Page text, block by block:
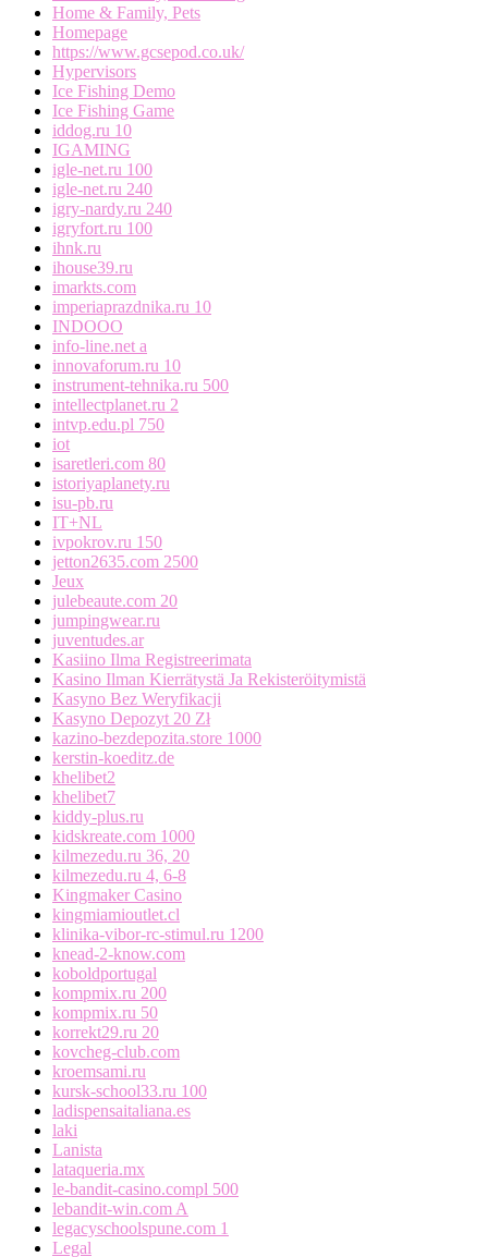
Home & Family, Pets
Homepage
https://www.gcsepod.co.uk/
Hypervisors
Ice Fishing Demo
Ice Fishing Game
iddog.ru 10
IGAMING
igle-net.ru 100
igle-net.ru 240
igry-nardy.ru 240
igryfort.ru 100
ihnk.ru
ihouse39.ru
imarkts.com
imperiaprazdnika.ru 10
INDOOO
info-line.net a
innovaforum.ru 10
instrument-tehnika.ru 500
intellectplanet.ru 2
intvp.edu.pl 750
iot
isaretleri.com 80
istoriyaplanety.ru
isu-pb.ru
IT+NL
ivpokrov.ru 150
jetton2635.com 2500
Jeux
julebeaute.com 20
jumpingwear.ru
juventudes.ar
Kasiino Ilma Registreerimata
Kasino Ilman Kierrätystä Ja Rekisteröitymistä
Kasyno Bez Weryfikacji
Kasyno Depozyt 20 Zł
kazino-bezdepozita.store 1000
kerstin-koeditz.de
khelibet2
khelibet7
kiddy-plus.ru
kidskreate.com 1000
kilmezedu.ru 36, 20
kilmezedu.ru 4, 6-8
Kingmaker Casino
kingmiamioutlet.cl
klinika-vibor-rc-stimul.ru 1200
knead-2-know.com
koboldportugal
kompmix.ru 200
kompmix.ru 50
korrekt29.ru 20
kovcheg-club.com
kroemsami.ru
kursk-school33.ru 100
ladispensaitaliana.es
laki
Lanista
lataqueria.mx
le-bandit-casino.compl 500
lebandit-win.com A
legacyschoolspune.com 1
Legal